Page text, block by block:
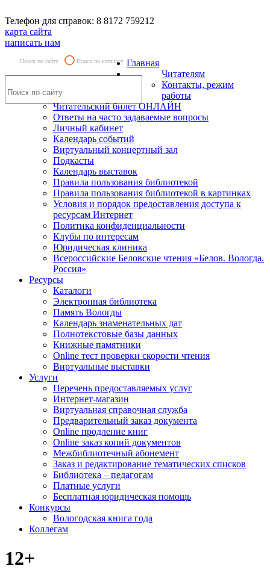
Телефон для справок: 8 8172 759212
карта сайта
написать нам
Поиск по сайту Поиск по каталогу Главная
Читателям
Контакты, режим
работы
Читательский билет ОНЛАЙН
Ответы на часто задаваемые вопросы
Личный кабинет
Календарь событий
Виртуальный концертный зал
Подкасты
Календарь выставок
Правила пользования библиотекой
Правила пользования библиотекой в картинках
Условия и порядок предоставления доступа к
ресурсам Интернет
Политика конфиденциальности
Клубы по интересам
Юридическая клиника
Всероссийские Беловские чтения «Белов. Вологда.
Россия»
Ресурсы
Каталоги
Электронная библиотека
Память Вологды
Календарь знаменательных дат
Полнотекстовые базы данных
Книжные памятники
Online тест проверки скорости чтения
Виртуальные выставки
Услуги
Перечень предоставляемых услуг
Интернет-магазин
Виртуальная справочная служба
Предварительный заказ документа
Online продление книг
Online заказ копий документов
Межбиблиотечный абонемент
Заказ и редактирование тематических списков
Библиотека – педагогам
Платные услуги
Бесплатная юридическая помощь
Конкурсы
Вологодская книга года
Коллегам
12+